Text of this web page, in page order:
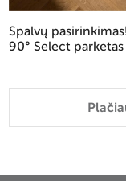
Spalvų
90° Select parketas